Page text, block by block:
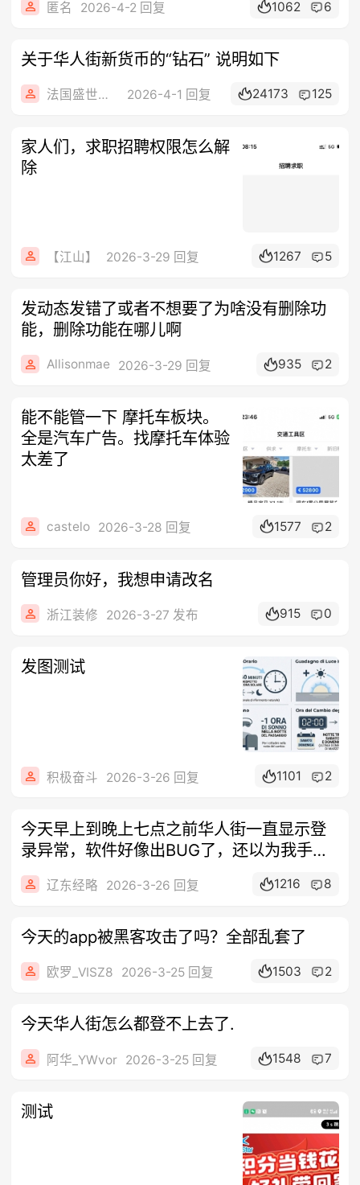
匿名 2026-4-2 回复 1062 6
关于华人街新货币的“钻石” 说明如下
法国盛世房地产 2026-4-1 回复 24173 125
家人们，求职招聘权限怎么解
除
【江山】 2026-3-29 回复 1267 5
发动态发错了或者不想要了为啥没有删除功
能，删除功能在哪儿啊
Allisonmae 2026-3-29 回复 935 2
能不能管一下 摩托车板块。
全是汽车广告。找摩托车体验
太差了
castelo 2026-3-28 回复 1577 2
管理员你好，我想申请改名
浙江装修 2026-3-27 发布 915 0
发图测试
积极奋斗 2026-3-26 回复 1101 2
今天早上到晚上七点之前华人街一直显示登
录异常，软件好像出BUG了，还以为我手机
出
辽东经略 2026-3-26 回复 1216 8
今天的app被黑客攻击了吗？全部乱套了
欧罗_VISZ8 2026-3-25 回复 1503 2
今天华人街怎么都登不上去了.
阿华_YWvor 2026-3-25 回复 1548 7
测试